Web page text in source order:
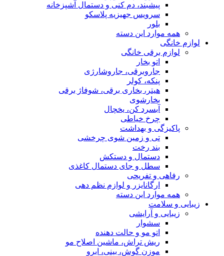
پیشبند، دم کنی و دستمال آشپزخانه
سرویس جهیزیه پلاسکو
بلور
همه موارد این دسته
لوازم خانگی
لوازم برقی خانگی
اتو بخار
جاروبرقی، جاروشارژی
پنکه، کولر
هیتر، بخاری برقی، شوفاژ برقی
بخارشوی
آبسرد کن، یخچال
چرخ خیاطی
پاکیزگی و بهداشت
تی و زمین شوی چرخشی
بند رخت
دستمال و دستکش
سطل و جای دستمال کاغذی
رفاهی و تفریحی
ارگانایزر و لوازم نظم دهی
همه موارد این دسته
زیبایی و سلامت
زیبایی و آرایشی
سشوار
اتو مو و حالت دهنده
ریش تراش، ماشین اصلاح مو
موزن گوش، بینی، ابرو